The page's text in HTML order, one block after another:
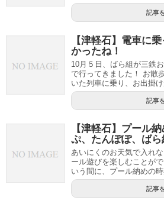
記事
【津軽石】電車に
かったね！
10月５日、ばら組が三鉄
で行ってきました！ お散
いた列車に乗り、お出掛
記事
【津軽石】プール
ぷ、たんぽぽ、ばら
あいにくのお天気で入れ
ール遊びを楽しむことが
いう間に、プール納めの
記事